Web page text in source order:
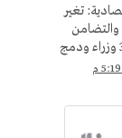
تغير
والتضامن
والابقاء على 3 وزراء ودمج